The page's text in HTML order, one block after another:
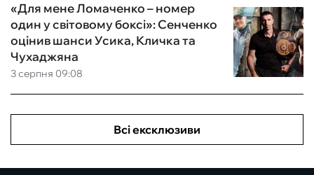
3 серпня 09:08
«Для мене Ломаченко – номер
один у світовому боксі»: Сенченко
оцінив шанси Усика, Кличка та
Чухаджяна
Всі ексклюзиви